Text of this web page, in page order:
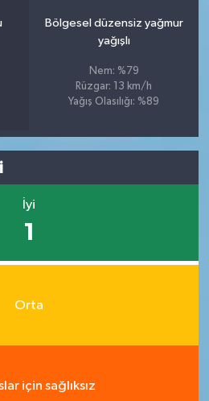
Bölgesel düzensiz yağmur
yağışlı
Nem: %79
Rüzgar: 13 km/h
Yağış Olasılığı: %89
İyi
1
Orta
için sağlıksız